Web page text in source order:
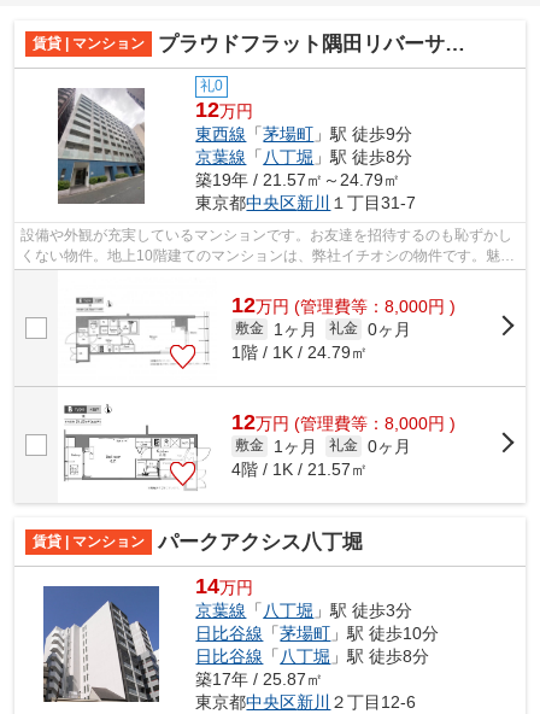
賃貸 | マンション プラウドフラット隅田リバーサイド
礼0
12万円
東西線 「茅場町 」駅 徒歩9分
京葉線 「八丁堀 」駅 徒歩8分
築19年 / 21.57㎡～24.79㎡
東京都中央区新川 １丁目31-7
設備や外観が充実しているマンションです。お友達を招待するのも恥ずかし
くない物件。地上10階建てのマンションは、弊社イチオシの物件です。魅力
12万円 (管理費等：8,000円 )
敷金 1ヶ月 礼金 0ヶ月
1階 / 1K / 24.79㎡
12万円 (管理費等：8,000円 )
敷金 1ヶ月 礼金 0ヶ月
4階 / 1K / 21.57㎡
賃貸 | マンション パークアクシス八丁堀
14万円
京葉線 「 八丁堀 」駅 徒歩3分
日比谷線 「茅場町 」駅 徒歩10分
日比谷線 「 八丁堀 」駅 徒歩8分
築17年 / 25.87㎡
東京都中央区新川 ２丁目12-6